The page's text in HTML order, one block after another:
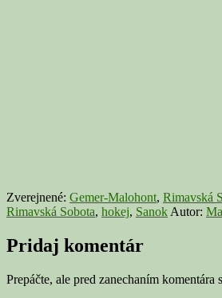
Zverejnené: Gemer-Malohont, Rimavská
Rimavská Sobota, hokej, Sanok Autor:
Pridaj komentár
Prepáčte, ale pred zanechaním komentára